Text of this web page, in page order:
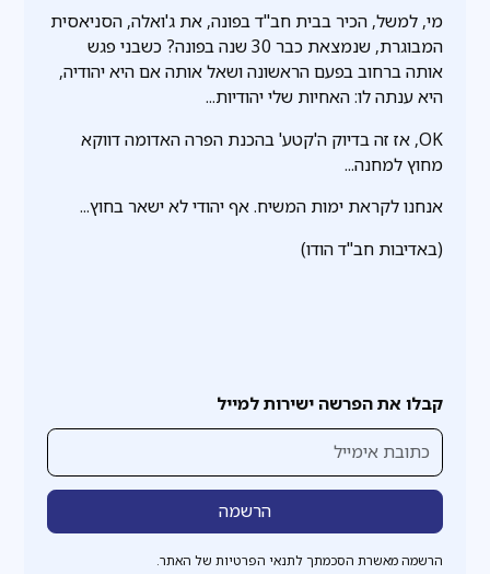
קבלו את הפרשה ישירות למייל
הרשמה מאשרת הסכמתך לתנאי הפרטיות של האתר.
מי, למשל, הכיר בבית חב"ד בפונה, את ג'ואלה, הסניאסית
המבוגרת, שנמצאת כבר 30 שנה בפונה? כשבני פגש
אותה ברחוב בפעם הראשונה ושאל אותה אם היא יהודיה,
היא ענתה לו: האחיות שלי יהודיות...
OK, אז זה בדיוק ה'קטע' בהכנת הפרה האדומה דווקא
מחוץ למחנה...
אנחנו לקראת ימות המשיח. אף יהודי לא ישאר בחוץ...
(באדיבות חב"ד הודו)